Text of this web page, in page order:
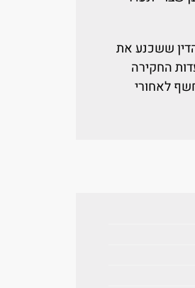
הדין ששכנע את
החקירה
קו 300 ורצח רבין, נחשף לאחורי